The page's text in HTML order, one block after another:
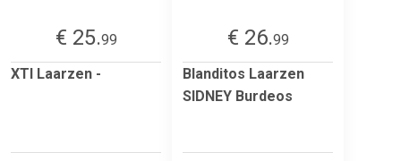
€ 25.99
XTI Laarzen -
€ 26.99
Blanditos Laarzen
SIDNEY Burdeos